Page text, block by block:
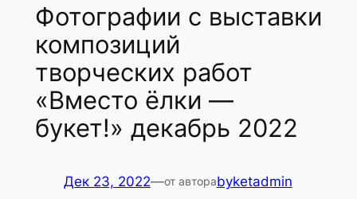
Фотографии с выставки
композиций
творческих работ
«Вместо ёлки —
букет!» декабрь 2022
Дек 23, 2022—от автораbyketadmin